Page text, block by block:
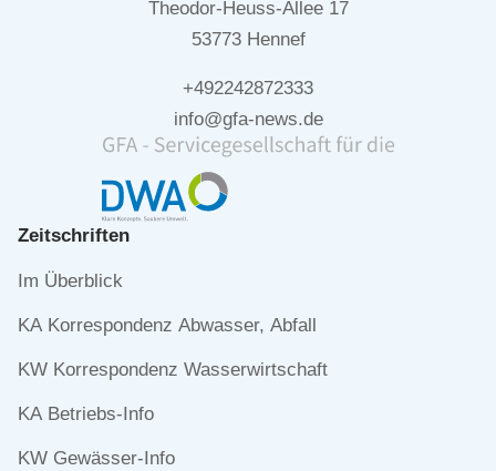
Theodor-Heuss-Allee 17
53773 Hennef
+492242872333
info@gfa-news.de
Zeitschriften
Navigation
Im Überblick
KA Korrespondenz Abwasser, Abfall
KW Korrespondenz Wasserwirtschaft
KA Betriebs-Info
KW Gewässer-Info